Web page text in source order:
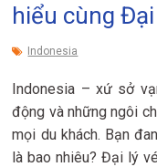
hiểu cùng
Indonesia
Indonesia – xứ sở
động và những ngôi
mọi du khách. Bạn
là bao nhiêu? Đại lý